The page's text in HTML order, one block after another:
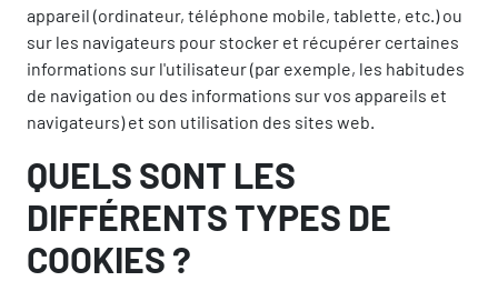
appareil (ordinateur, téléphone mobile, tablette, etc.) ou
sur les navigateurs pour stocker et récupérer certaines
informations sur l'utilisateur (par exemple, les habitudes
de navigation ou des informations sur vos appareils et
navigateurs) et son utilisation des sites web.
QUELS SONT LES
DIFFÉRENTS TYPES DE
COOKIES ?